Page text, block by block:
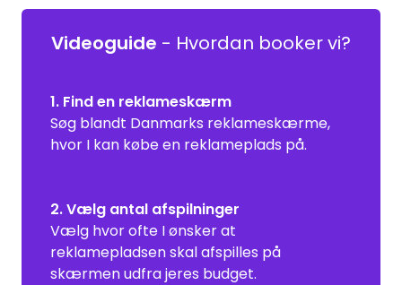
Videoguide - Hvordan booker vi?
1. Find en reklameskærm
Søg blandt Danmarks reklameskærme,
hvor I kan købe en reklameplads på.
2. Vælg antal afspilninger
Vælg hvor ofte I ønsker at
reklamepladsen skal afspilles på
skærmen udfra jeres budget.